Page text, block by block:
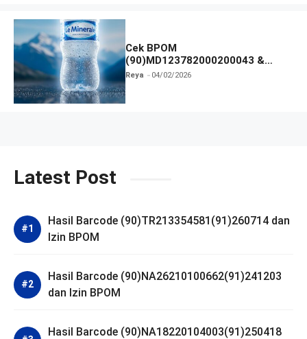
Cek BPOM
(90)MD123782000200043 &
Legalitas Produk Terbaru
Reya 04/02/2026
Latest Post
Hasil Barcode (90)TR213354581(91)260714 dan
Izin BPOM
Hasil Barcode (90)NA26210100662(91)241203
dan Izin BPOM
Hasil Barcode (90)NA18220104003(91)250418